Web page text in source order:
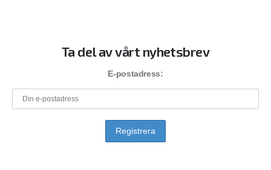
Ta del av vårt nyhetsbrev
E-postadress: